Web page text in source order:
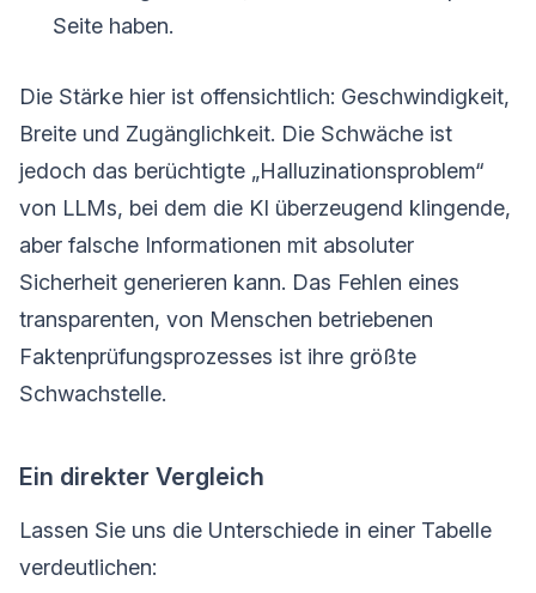
Seite haben.
Die Stärke hier ist offensichtlich: Geschwindigkeit,
Breite und Zugänglichkeit. Die Schwäche ist
jedoch das berüchtigte „Halluzinationsproblem“
von LLMs, bei dem die KI überzeugend klingende,
aber falsche Informationen mit absoluter
Sicherheit generieren kann. Das Fehlen eines
transparenten, von Menschen betriebenen
Faktenprüfungsprozesses ist ihre größte
Schwachstelle.
Ein direkter Vergleich
Lassen Sie uns die Unterschiede in einer Tabelle
verdeutlichen: